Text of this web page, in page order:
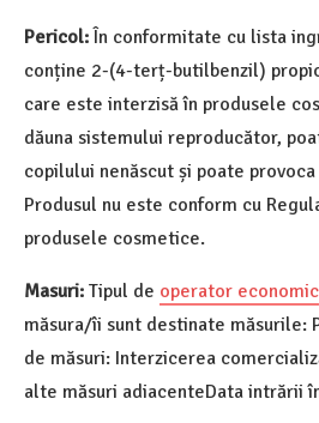
Pericol: În conformitate cu lista
conține 2-(4-terț-butilbenzil)
care este interzisă în produsele
dăuna sistemului reproducător,
copilului nenăscut și poate
Produsul nu este conform cu
produsele cosmetice.
Masuri: Tipul de operator economic
măsura/îi sunt destinate măsurile:
de măsuri: Interzicerea
alte măsuri adiacenteData intrării